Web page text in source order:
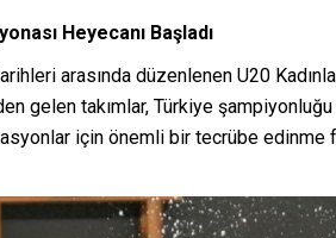
Heyecanı Başladı
arasında düzenlenen U20
gelen takımlar, Türkiye şampiyonluğu
için önemli bir tecrübe edinme